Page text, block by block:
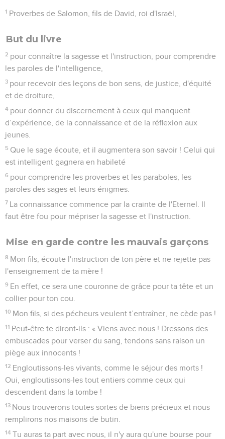
1 Proverbes de Salomon, fils de David, roi d'Israël,
But du livre
2 pour connaître la sagesse et l'instruction, pour comprendre
les paroles de l'intelligence,
3 pour recevoir des leçons de bon sens, de justice, d'équité
et de droiture,
4 pour donner du discernement à ceux qui manquent
d’expérience, de la connaissance et de la réflexion aux
jeunes.
5 Que le sage écoute, et il augmentera son savoir ! Celui qui
est intelligent gagnera en habileté
6 pour comprendre les proverbes et les paraboles, les
paroles des sages et leurs énigmes.
7 La connaissance commence par la crainte de l'Eternel. Il
faut être fou pour mépriser la sagesse et l'instruction.
Mise en garde contre les mauvais garçons
8 Mon fils, écoute l'instruction de ton père et ne rejette pas
l'enseignement de ta mère !
9 En effet, ce sera une couronne de grâce pour ta tête et un
collier pour ton cou.
10 Mon fils, si des pécheurs veulent t’entraîner, ne cède pas !
11 Peut-être te diront-ils : « Viens avec nous ! Dressons des
embuscades pour verser du sang, tendons sans raison un
piège aux innocents !
12 Engloutissons-les vivants, comme le séjour des morts !
Oui, engloutissons-les tout entiers comme ceux qui
descendent dans la tombe !
13 Nous trouverons toutes sortes de biens précieux et nous
remplirons nos maisons de butin.
14 Tu auras ta part avec nous, il n'y aura qu'une bourse pour